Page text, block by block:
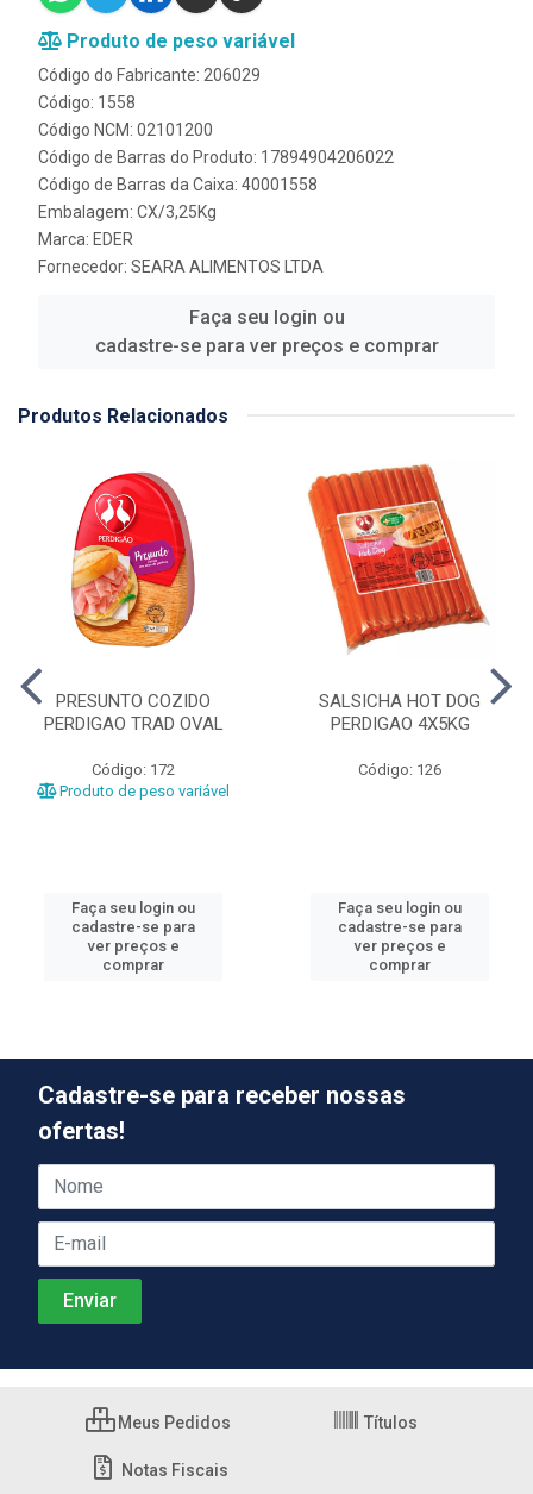
Produto de peso variável
Código do Fabricante: 206029
Código: 1558
Código NCM: 02101200
Código de Barras do Produto: 17894904206022
Código de Barras da Caixa: 40001558
Embalagem: CX/3,25Kg
Marca: EDER
Fornecedor: SEARA ALIMENTOS LTDA
Faça seu login ou
cadastre-se para ver preços e comprar
Produtos Relacionados
PRESUNTO COZIDO
PERDIGAO TRAD OVAL
Código: 172
Produto de peso variável
Faça seu login ou
cadastre-se para
ver preços e
comprar
SALSICHA HOT DOG
PERDIGAO 4X5KG
Código: 126
Faça seu login ou
cadastre-se para
ver preços e
comprar
Cadastre-se para receber nossas
ofertas!
Meus Pedidos Títulos
Notas Fiscais